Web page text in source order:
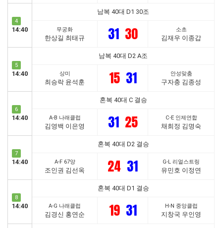
4
14:40
남복 40대 D1 30조
무궁화
한상길 최태규 31 30 소초
김재우 이종갑
5
14:40
남복 40대 D2 A조
상미
최승락 윤석훈 15 31 안성맞춤
구자충 김종성
6
14:40
혼복 40대 C 결승
A-B 나래클럽
김영백 이은영 31 25 C-E 인제연합
채희정 김명숙
7
14:40
혼복 40대 D2 결승
A-F 67양
조인권 김선옥 24 31 G-L 리얼스트링
유민호 이정연
8
14:40
혼복 40대 D1 결승
A-G 나래클럽
김경신 홍연순 19 31 H-N 중앙클럽
지창국 우인영